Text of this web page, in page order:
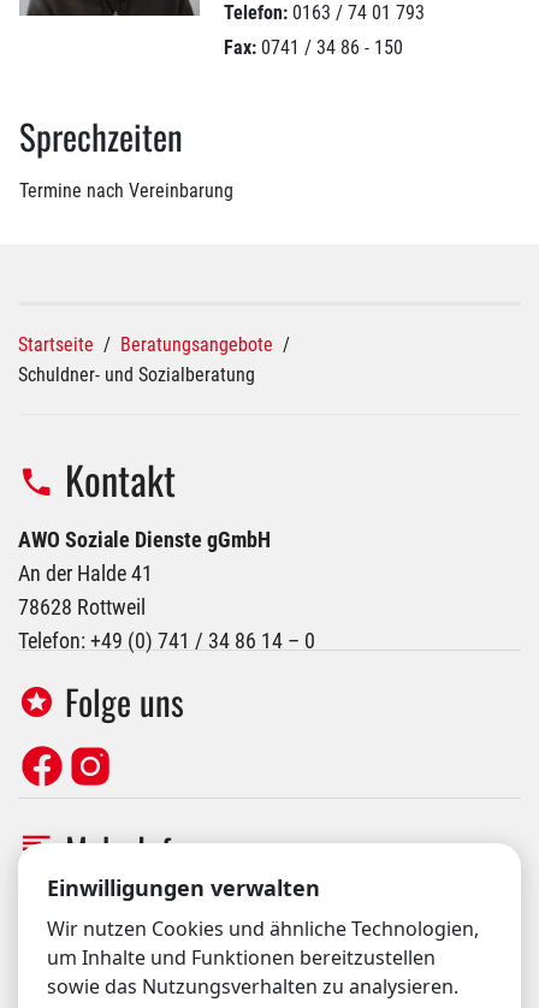
Telefon: 0163 / 74 01 793
Fax: 0741 / 34 86 - 150
Sprechzeiten
Termine nach Vereinbarung
Startseite / Beratungsangebote /
Schuldner- und Sozialberatung
Kontakt
AWO Soziale Dienste gGmbH
An der Halde 41
78628 Rottweil
Telefon: +49 (0) 741 / 34 86 14 – 0
Folge uns
Mehr Info
Orgavision Login
Hinweisgebersystem
Datenschutzerklärung
Cookie-Einstellungen
Einwilligungen verwalten
Wir nutzen Cookies und ähnliche Technologien,
um Inhalte und Funktionen bereitzustellen
sowie das Nutzungsverhalten zu analysieren.